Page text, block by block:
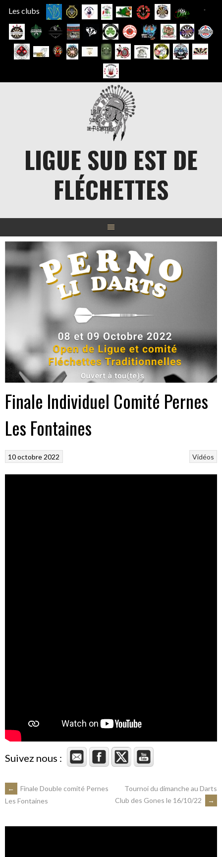
Les clubs
LIGUE SUD EST DE
FLÉCHETTES
Finale Individuel Comité Pernes
Les Fontaines
Vidéos
10 octobre 2022
Suivez nous :
NAVIGATION
DES
←
Finale Double comité Pernes
Les Fontaines
Tournoi du dimanche au Darts
Club des Gones le 16/10/22
→